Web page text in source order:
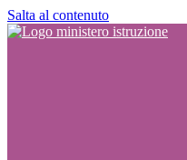
Salta al contenuto